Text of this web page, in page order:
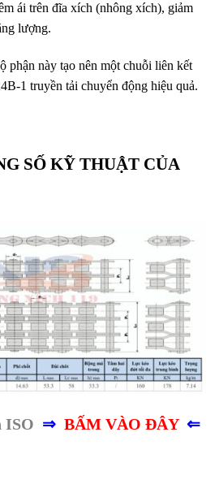
ái trên đĩa xích (nhông xích), giảm
lượng.
phận này tạo nên một chuỗi liên kết
1 truyền tải chuyển động hiệu quả.
SỐ KỸ THUẬT CỦA
ISO ⇒ BẤM VÀO ĐÂY ⇐